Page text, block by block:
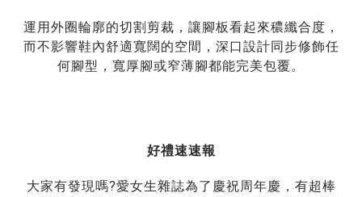
運用外圈輪廓的切割剪裁，讓腳板看起來穠纖合度，
而不影響鞋內舒適寬闊的空間，深口設計同步修飾任
何腳型，寬厚腳或窄薄腳都能完美包覆。
好禮速速報
大家有發現嗎?愛女生雜誌為了慶祝周年慶，有超棒